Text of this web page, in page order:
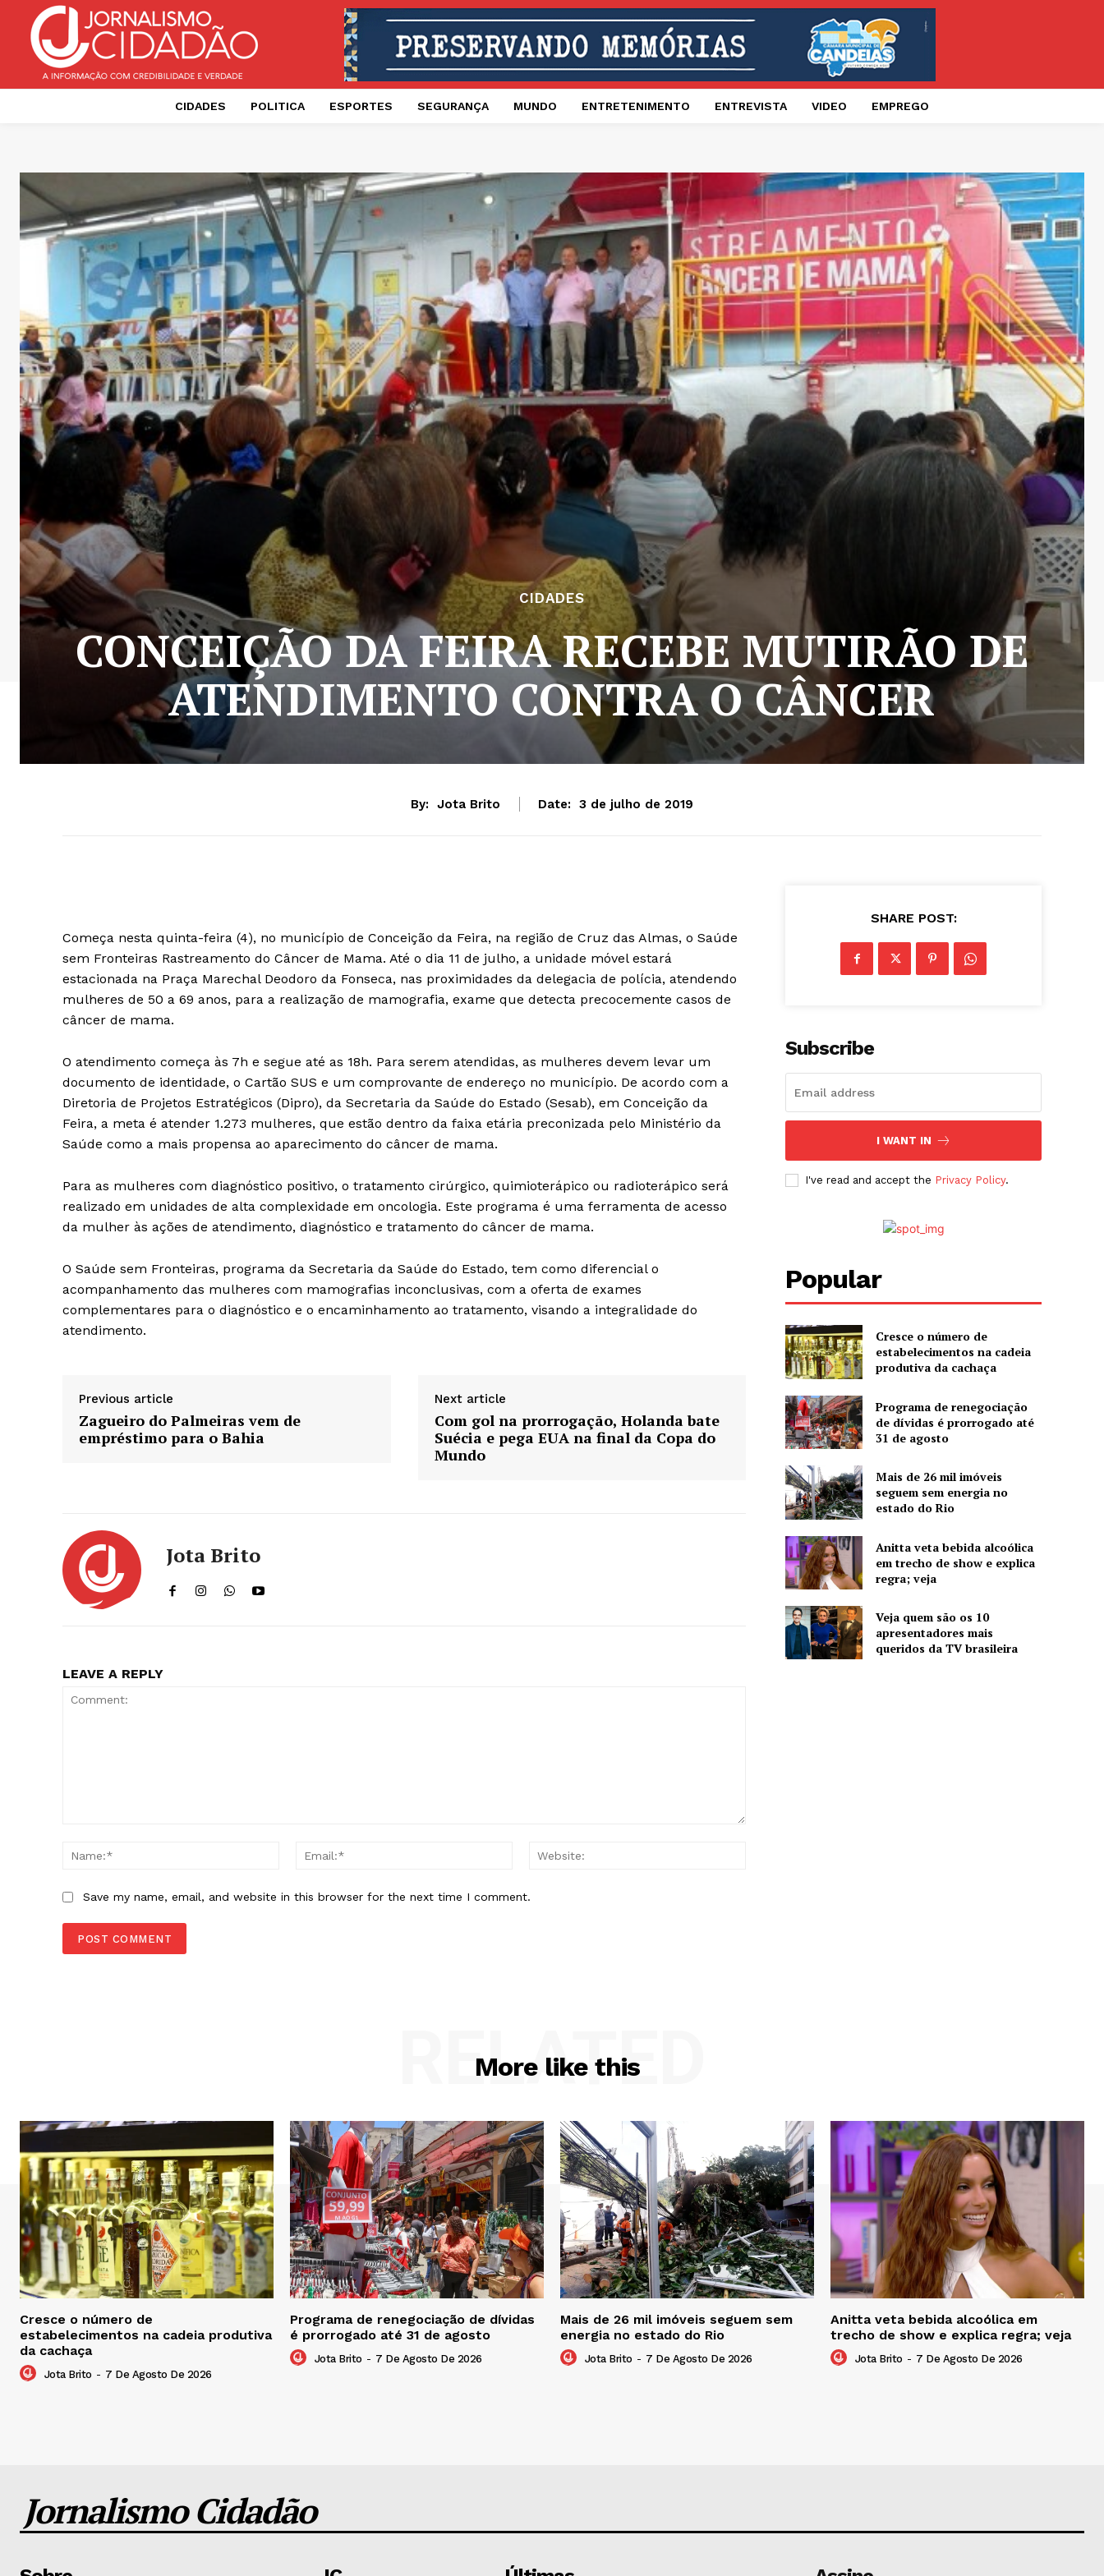
CIDADES POLITICA ESPORTES SEGURANÇA MUNDO ENTRETENIMENTO ENTREVISTA VIDEO EMPREGO
CIDADES
CONCEIÇÃO DA FEIRA RECEBE MUTIRÃO DE
ATENDIMENTO CONTRA O CÂNCER
By: Jota Brito Date: 3 de julho de 2019
Começa nesta quinta-feira (4), no município de Conceição da Feira, na região de Cruz das Almas, o Saúde
sem Fronteiras Rastreamento do Câncer de Mama. Até o dia 11 de julho, a unidade móvel estará
estacionada na Praça Marechal Deodoro da Fonseca, nas proximidades da delegacia de polícia, atendendo
mulheres de 50 a 69 anos, para a realização de mamografia, exame que detecta precocemente casos de
câncer de mama.
O atendimento começa às 7h e segue até as 18h. Para serem atendidas, as mulheres devem levar um
documento de identidade, o Cartão SUS e um comprovante de endereço no município. De acordo com a
Diretoria de Projetos Estratégicos (Dipro), da Secretaria da Saúde do Estado (Sesab), em Conceição da
Feira, a meta é atender 1.273 mulheres, que estão dentro da faixa etária preconizada pelo Ministério da
Saúde como a mais propensa ao aparecimento do câncer de mama.
Para as mulheres com diagnóstico positivo, o tratamento cirúrgico, quimioterápico ou radioterápico será
realizado em unidades de alta complexidade em oncologia. Este programa é uma ferramenta de acesso
da mulher às ações de atendimento, diagnóstico e tratamento do câncer de mama.
O Saúde sem Fronteiras, programa da Secretaria da Saúde do Estado, tem como diferencial o
acompanhamento das mulheres com mamografias inconclusivas, com a oferta de exames
complementares para o diagnóstico e o encaminhamento ao tratamento, visando a integralidade do
atendimento.
Previous article
Zagueiro do Palmeiras vem de
empréstimo para o Bahia
Next article
Com gol na prorrogação, Holanda bate
Suécia e pega EUA na final da Copa do
Mundo
Jota Brito
LEAVE A REPLY
Name:*
Email:*
Save my name, email, and website in this browser for the next time I comment.
SHARE POST:
Subscribe
I WANT IN
I've read and accept the Privacy Policy.
Popular
Cresce o número de
estabelecimentos na cadeia
produtiva da cachaça
Programa de renegociação
de dívidas é prorrogado até
31 de agosto
Mais de 26 mil imóveis
seguem sem energia no
estado do Rio
Anitta veta bebida alcoólica
em trecho de show e explica
regra; veja
Veja quem são os 10
apresentadores mais
queridos da TV brasileira
More like this
RELATED
Cresce o número de
estabelecimentos na cadeia produtiva
da cachaça
Jota Brito - 7 De Agosto De 2026
Programa de renegociação de dívidas
é prorrogado até 31 de agosto
Jota Brito - 7 De Agosto De 2026
Mais de 26 mil imóveis seguem sem
energia no estado do Rio
Jota Brito - 7 De Agosto De 2026
Anitta veta bebida alcoólica em
trecho de show e explica regra; veja
Jota Brito - 7 De Agosto De 2026
Jornalismo Cidadão